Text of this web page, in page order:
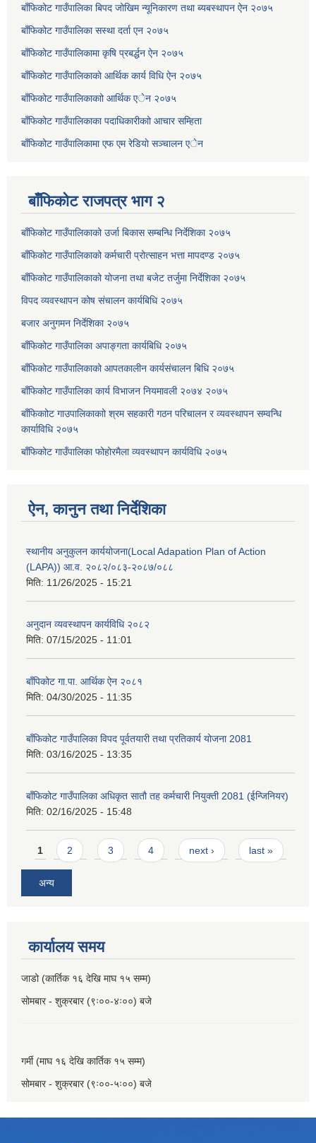
बाँफिकोट गाउँपालिका बिपद जोखिम न्यूनिकारण तथा ब्यबस्थापन ऐन २०७५
बाँफिकोट गाउँपालिका सस्था दर्ता एन २०७५
बाँफिकोट गाउँपालिकामा कृषि प्रबर्द्धन ऐन २०७५
बाँफिकोट गाउँपालिकाकाे आर्थिक कार्य विधि ऐन २०७५
बाँफिकोट गाउँपालिकाकाो आर्थिक एेन २०७५
बाँफिकोट गाउँपालिकाका पदाधिकारीकाो आचार सम्हिता
बाँफिकोट गाउँपालिकामा एफ एम रेडियाे सञ्चालन एेन
बाँफिकोट राजपत्र भाग २
बाँफिकोट गाउँपालिकाको उर्जा बिकास सम्बन्धि निर्देशिका २०७५
बाँफिकोट गाउँपालिकाको कर्मचारी प्रोत्साहन भत्ता मापदण्ड २०७५
बाँफिकोट गाउँपालिकाको योजना तथा बजेट तर्जुमा निर्देशिका २०७५
विपद व्यवस्थापन कोष संचालन कार्यबिधि २०७५
बजार अनुगमन निर्देशिका २०७५
बाँफिकोट गाउँपालिका अपाङ्गता कार्यबिधि २०७५
बाँफिकोट गाउँपालिकाको आपतकालीन कार्यसंचालन बिधि २०७५
बाँफिकोट गाउँपालिका कार्य विभाजन नियमावली २०७४ २०७५
बाँफिकाोट गाउपालिकाकाो श्रम सहकारी गठन परिचालन र व्यवस्थापन सम्वन्धि
कार्याविधि २०७५
बाँफिकोट गाउँपालिका फोहोरमैला व्यवस्थापन कार्यविधि २०७५
ऐन, कानुन तथा निर्देशिका
स्थानीय अनुकुलन कार्ययोजना(Local Adapation Plan of Action
(LAPA)) आ.व. २०८२/०८३-२०८७/०८८
मिति: 11/26/2025 - 15:21
अनुदान व्यवस्थापन कार्यविधि २०८२
मिति: 07/15/2025 - 11:01
बाँपिकोट गा.पा. आर्थिक ऐन २०८१
मिति: 04/30/2025 - 11:35
बाँफिकोट गाउँपालिका विपद पूर्वतयारी तथा प्रतिकार्य योजना 2081
मिति: 03/16/2025 - 13:35
बाँफिकोट गाउँपालिका अधिकृत सातौ तह कर्मचारी नियुक्ती 2081 (ईन्जिनियर)
मिति: 02/16/2025 - 15:48
Pages
1 2 3 4 next › last »
अन्य
कार्यालय समय
जाडो (कार्तिक १६ देखि माघ १५ सम्म)
सोमबार - शुक्रबार (९ः००-४ः००) बजे
गर्मी (माघ १६ देखि कार्तिक १५ सम्म)
सोमबार - शुक्रबार (९ः००-५ः००) बजे